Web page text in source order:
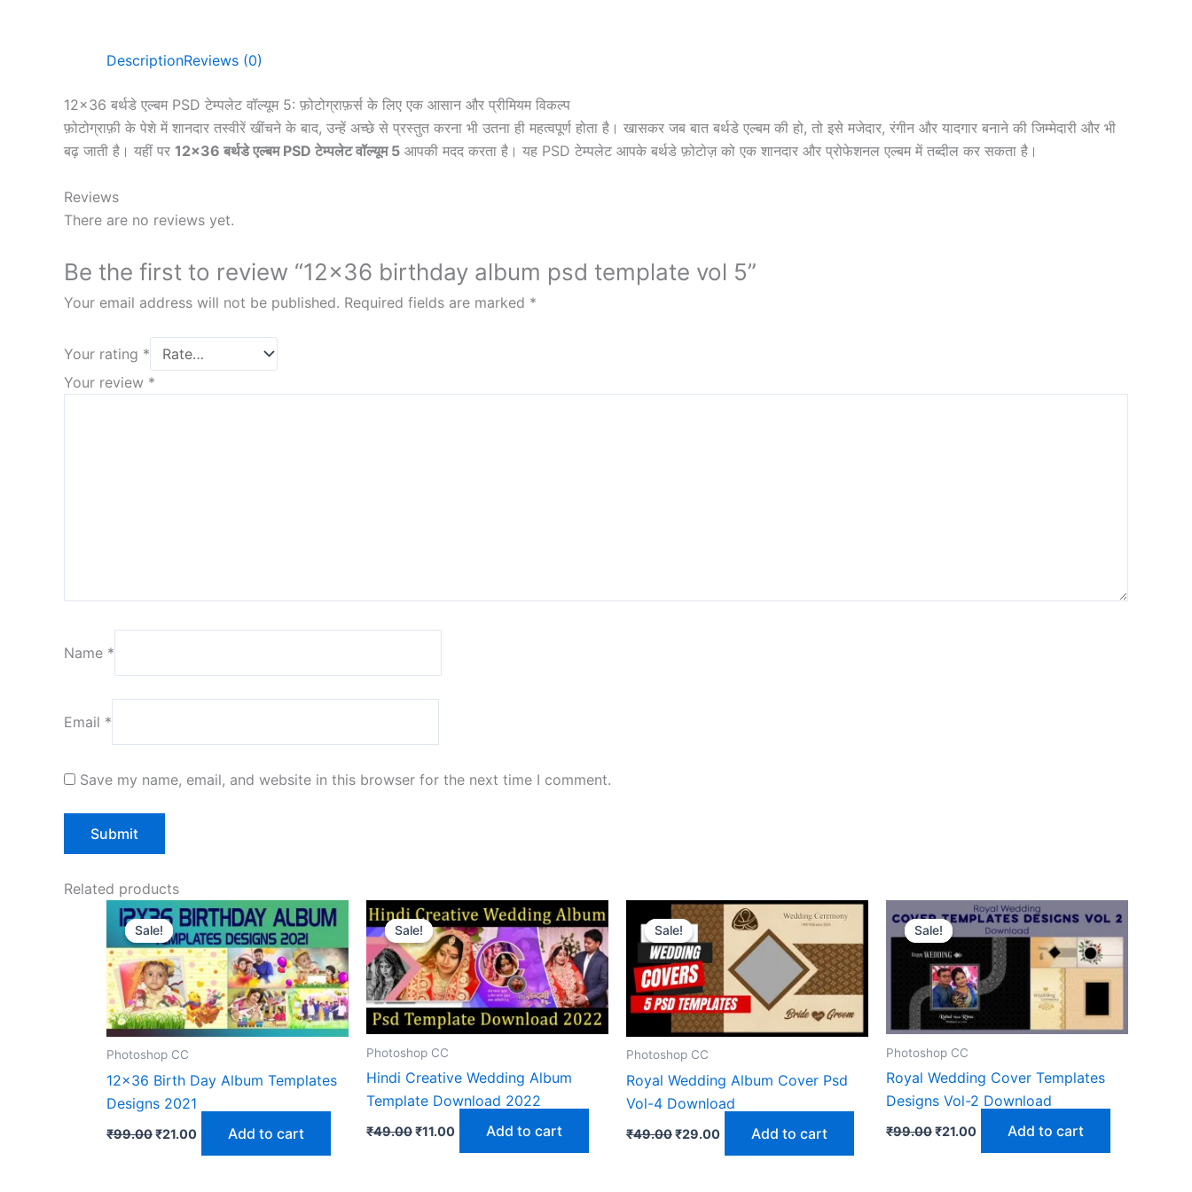
DescriptionReviews (0)
12×36 बर्थडे एल्बम PSD टेम्पलेट वॉल्यूम 5: फ़ोटोग्राफ़र्स के लिए एक आसान और प्रीमियम विकल्प
फ़ोटोग्राफ़ी के पेशे में शानदार तस्वीरें खींचने के बाद, उन्हें अच्छे से प्रस्तुत करना भी उतना ही महत्वपूर्ण होता है। खासकर जब बात बर्थडे एल्बम की हो, तो इसे मजेदार, रंगीन और यादगार बनाने की जिम्मेदारी और भी
बढ़ जाती है। यहीं पर 12×36 बर्थडे एल्बम PSD टेम्पलेट वॉल्यूम 5 आपकी मदद करता है। यह PSD टेम्पलेट आपके बर्थडे फ़ोटोज़ को एक शानदार और प्रोफेशनल एल्बम में तब्दील कर सकता है।
Reviews
There are no reviews yet.
Be the first to review “12×36 birthday album psd template vol 5”
Your email address will not be published. Required fields are marked *
Your rating *
Your review *
Name *
Email *
Save my name, email, and website in this browser for the next time I comment.
Related products
Sale!
Sale!
Photoshop CC
12×36 Birth Day Album Templates
Designs 2021
₹99.00Original
price
₹21.00 Current
is:
Add to cart
Sale!
Sale!
Photoshop CC
Hindi Creative Wedding Album
Template Download 2022
₹49.00Original
price
₹11.00 Current
is:
Add to cart
Sale!
Sale!
Photoshop CC
Royal Wedding Album Cover Psd
Vol-4 Download
₹49.00Original
₹29.00 Current
is:
Add to cart
Sale!
Sale!
Photoshop CC
Royal Wedding Cover Templates
Designs Vol-2 Download
₹99.00Original
price
₹21.00 Current
is:
Add to cart